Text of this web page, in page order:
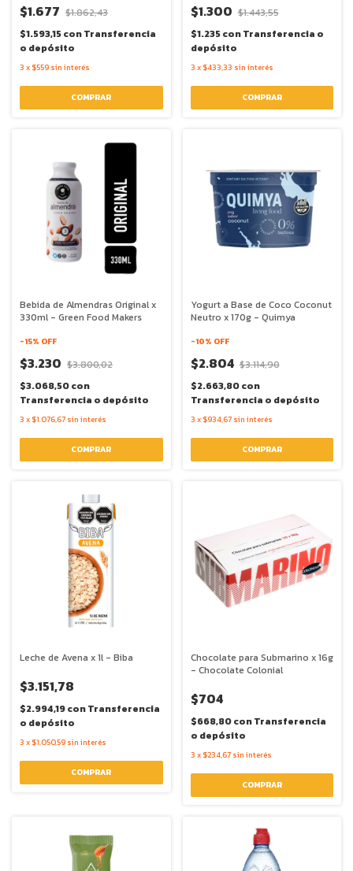
$1.677 $1.862,43
$1.593,15conTransferencia
o depósito
3 x $559 sin interés
$1.300 $1.443,55
$1.235conTransferencia o
depósito
3 x $433,33 sin interés
Bebida de Almendras Original x
330ml - Green Food Makers
-15% OFF
$3.230 $3.800,02
$3.068,50con
Transferencia o depósito
3 x $1.076,67 sin interés
Yogurt a Base de Coco Coconut
Neutro x 170g - Quimya
-10% OFF
$2.804 $3.114,90
$2.663,80con
Transferencia o depósito
3 x $934,67 sin interés
Leche de Avena x 1l - Biba
$3.151,78
$2.994,19conTransferencia
o depósito
3 x $1.050,59 sin interés
Chocolate para Submarino x 16g
- Chocolate Colonial
$704
$668,80conTransferencia
o depósito
3 x $234,67 sin interés